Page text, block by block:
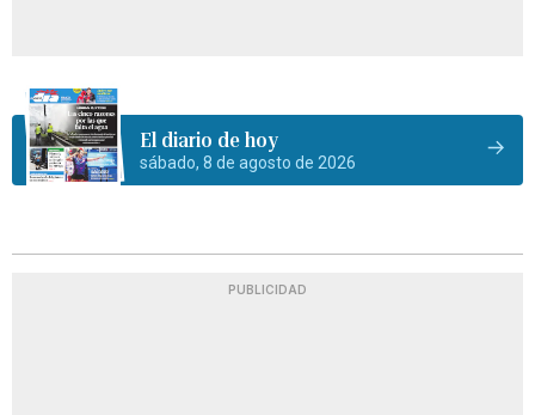
El diario de hoy
sábado, 8 de agosto de 2026
PUBLICIDAD